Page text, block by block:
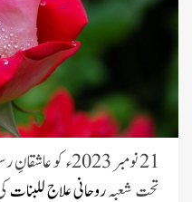
21 نومبر 2023ء
تحت شعبہروحانی علاج للبنات